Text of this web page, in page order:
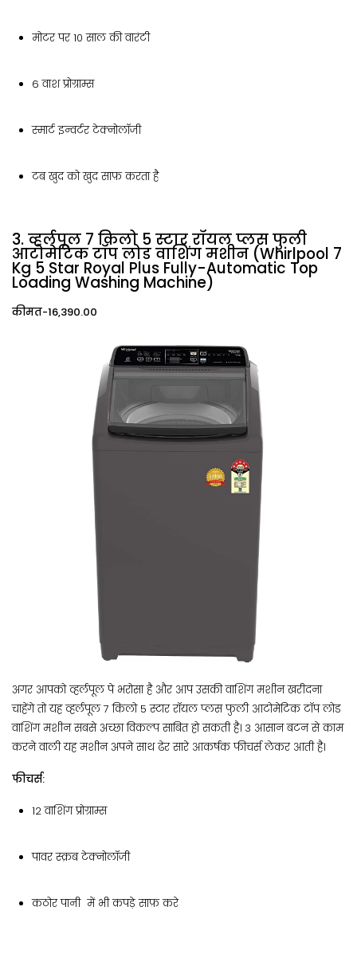
मोटर पर 10 साल की वारंटी
6 वाश प्रोग्राम्स
स्मार्ट इन्वर्टर टेक्नोलॉजी
टब खुद को खुद साफ़ करता है
3. व्हर्लपूल 7 किलो 5 स्टार रॉयल प्लस फुली
आटोमेटिक टॉप लोड वाशिंग मशीन (Whirlpool 7
Kg 5 Star Royal Plus Fully-Automatic Top
Loading Washing Machine)
कीमत-₹16,390.00
अगर आपको व्हर्लपूल पे भरोसा है और आप उसकी वाशिंग मशीन खरीदना
चाहेंगे तो यह व्हर्लपूल 7 किलो 5 स्टार रॉयल प्लस फुली आटोमेटिक टॉप लोड
वाशिंग मशीन सबसे अच्छा विकल्प साबित हो सकती है। 3 आसान बटन से काम
करने वाली यह मशीन अपने साथ ढेर सारे आकर्षक फीचर्स लेकर आती है।
फीचर्स:
12 वाशिंग प्रोग्राम्स
पावर स्क्रब टेक्नोलॉजी
कठोर पानी में भी कपड़े साफ़ करे